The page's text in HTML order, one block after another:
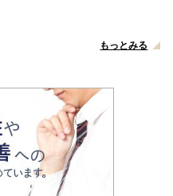
もっとみる